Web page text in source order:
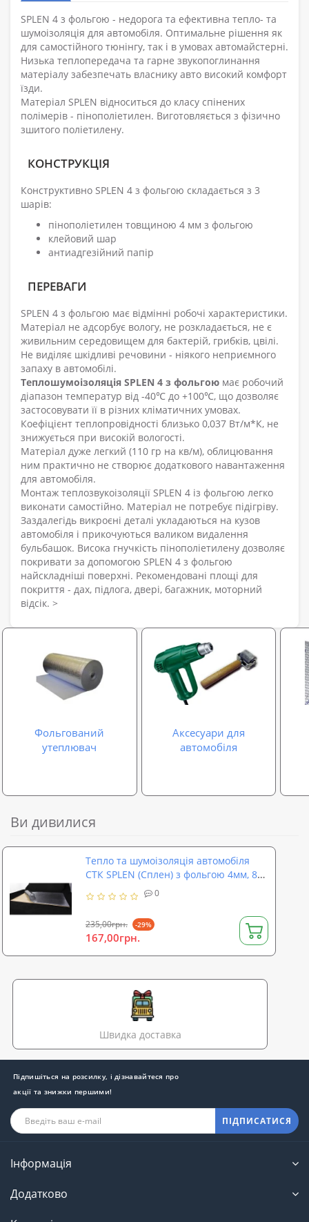
SPLEN 4 з фольгою - недорога та ефективна тепло- та
шумоізоляція для автомобіля. Оптимальне рішення як
для самостійного тюнінгу, так і в умовах автомайстерні.
Низька теплопередача та гарне звукопоглинання
матеріалу забезпечать власнику авто високий комфорт
їзди.
Матеріал SPLEN відноситься до класу спінених
полімерів - пінополіетилен. Виготовляється з фізично
зшитого поліетилену.
КОНСТРУКЦІЯ
Конструктивно SPLEN 4 з фольгою складається з 3
шарів:
пінополіетилен товщиною 4 мм з фольгою
клейовий шар
антиадгезійний папір
ПЕРЕВАГИ
SPLEN 4 з фольгою має відмінні робочі характеристики.
Матеріал не адсорбує вологу, не розкладається, не є
живильним середовищем для бактерій, грибків, цвілі.
Не виділяє шкідливі речовини - ніякого неприємного
запаху в автомобілі.
Теплошумоізоляція SPLEN 4 з фольгою має робочий
діапазон температур від -40℃ до +100℃, що дозволяє
застосовувати її в різних кліматичних умовах.
Коефіцієнт теплопровідності близько 0,037 Вт/м*К, не
знижується при високій вологості.
Матеріал дуже легкий (110 гр на кв/м), облицювання
ним практично не створює додаткового навантаження
для автомобіля.
Монтаж теплозвукоізоляції SPLEN 4 із фольгою легко
виконати самостійно. Матеріал не потребує підігріву.
Заздалегідь викроєні деталі укладаються на кузов
автомобіля і прикочуються валиком видалення
бульбашок. Висока гнучкість пінополіетилену дозволяє
покривати за допомогою SPLEN 4 з фольгою
найскладніші поверхні. Рекомендовані площі для
покриття - дах, підлога, двері, багажник, моторний
відсік. >
Фольгований
утеплювач
Аксесуари для
автомобіля
Ви дивилися
Тепло та шумоізоляція автомобіля
СТК SPLEN (Сплен) з фольгою 4мм, 80
0
235,00грн. -29%
167,00грн.
Швидка доставка
Підпишіться на розсилку, і дізнавайтеся про
акції та знижки першими!
ПІДПИСАТИСЯ
Інформація
Додатково